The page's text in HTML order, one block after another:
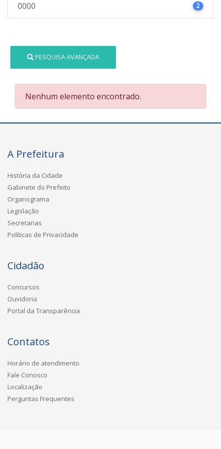
0000 2
PESQUISA AVANÇADA
Nenhum elemento encontrado.
A Prefeitura
História da Cidade
Gabinete do Prefeito
Organograma
Legislação
Secretarias
Políticas de Privacidade
Cidadão
Concursos
Ouvidoria
Portal da Transparência
Contatos
Horário de atendimento
Fale Conosco
Localização
Perguntas Frequentes